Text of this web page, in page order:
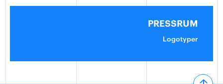
PRESSRUM
Logotyper